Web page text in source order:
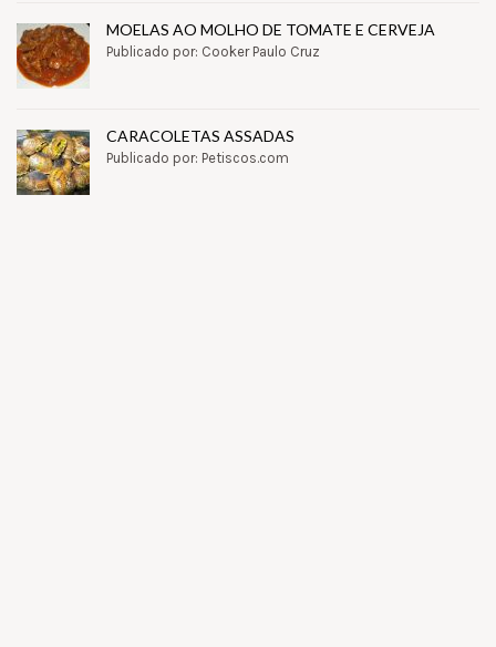
MOELAS AO MOLHO DE TOMATE E CERVEJA
Publicado por: Cooker Paulo Cruz
CARACOLETAS ASSADAS
Publicado por: Petiscos.com